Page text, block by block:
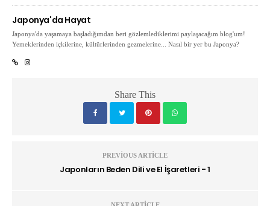
Japonya'da Hayat
Japonya'da yaşamaya başladığımdan beri gözlemlediklerimi paylaşacağım blog'um!
Yemeklerinden içkilerine, kültürlerinden gezmelerine... Nasıl bir yer bu Japonya?
Share This
PREVIOUS ARTICLE
Japonların Beden Dili ve El İşaretleri - 1